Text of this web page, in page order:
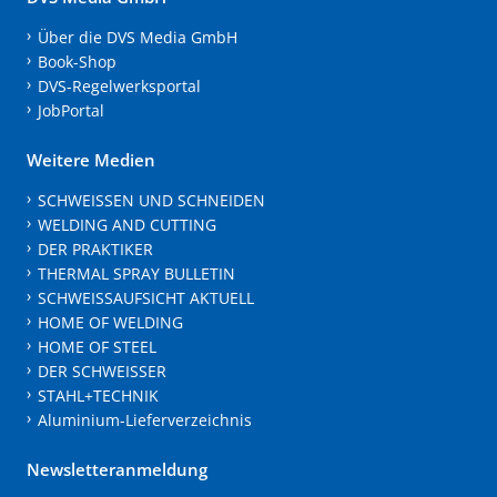
Über die DVS Media GmbH
Book-Shop
DVS-Regelwerksportal
JobPortal
Weitere Medien
SCHWEISSEN UND SCHNEIDEN
WELDING AND CUTTING
DER PRAKTIKER
THERMAL SPRAY BULLETIN
SCHWEISSAUFSICHT AKTUELL
HOME OF WELDING
HOME OF STEEL
DER SCHWEISSER
STAHL+TECHNIK
Aluminium-Lieferverzeichnis
Newsletteranmeldung